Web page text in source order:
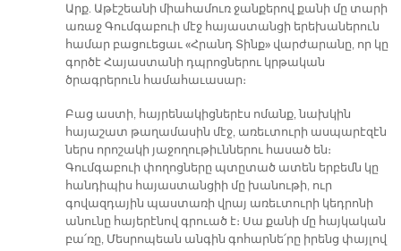
Արք. Աթէշեանի միահամուռ ջանքերով քանի մը տարի
առաջ Գումգաբուի մէջ հայաստանցի երեխաներուն
համար բացուեցաւ «Հրանդ Տինք» վարժարանը, որ կը
գործէ Հայաստանի դպրոցներու կրթական
ծրագրերուն համահաւասար։
Բաց աստի, հայրենակիցներէս ոմանք, նախկին
հայաշատ թաղամասին մէջ, առեւտուրի ասպարէզէն
ներս որոշակի յաջողութիւններու հասած են։
Գումգաբուի փողոցները պտըտած ատեն երբեմն կը
հանդիպիս հայաստանցիի մը խանութի, ուր
գովազդային պաստառի վրայ առեւտուրի կեդրոնի
անունը հայերէնով գրուած է։ Սա քանի մը հայկական
բա՛ռը, Մեսրոպեան անգին գոհարնե՛րը իրենց փայլով